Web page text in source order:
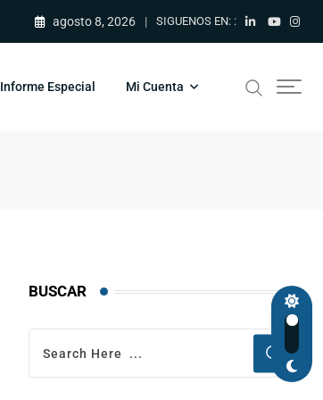
agosto 8, 2026 SIGUENOS EN: :
Informe Especial Mi Cuenta
BUSCAR